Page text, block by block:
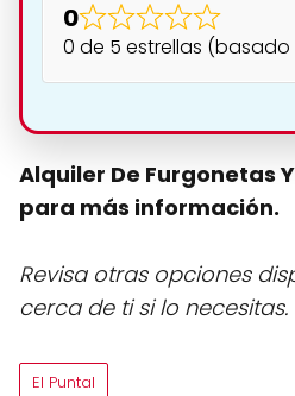
0
0 de 5 estrellas (basado
Alquiler De Furgonetas
para más información.
Revisa otras opciones
cerca de ti si lo necesitas.
El Puntal